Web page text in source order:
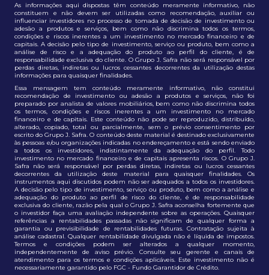
As informações aqui dispostas têm conteúdo meramente informativo, não
constituem e não devem ser utilizadas como recomendação, auxiliar ou
influenciar investidores no processo de tomada de decisão de investimento ou
adesão a produtos e serviços, bem como não discrimina todos os termos,
condições e riscos inerentes a um investimento no mercado financeiro e de
capitais. A decisão pelo tipo de investimento, serviço ou produto, bem como a
análise de risco e a adequação do produto ao perfil do cliente, é de
responsabilidade exclusiva do cliente. O Grupo J. Safra não será responsável por
perdas diretas, indiretas ou lucros cessantes decorrentes da utilização destas
informações para quaisquer finalidades.
Essa mensagem tem conteúdo meramente informativo, não constitui
recomendação de investimento ou adesão a produtos e serviços, não foi
preparado por analista de valores mobiliários, bem como não discrimina todos
os termos, condições e riscos inerentes a um investimento no mercado
financeiro e de capitais. Este conteúdo não pode ser reproduzido, distribuído,
alterado, copiado, total ou parcialmente, sem o prévio consentimento por
escrito do Grupo J. Safra. O conteúdo deste material é destinado exclusivamente
às pessoas e/ou organizações indicadas no endereçamento e está sendo enviado
a todos os investidores, indistintamente da adequação do perfil. Todo
investimento no mercado financeiro e de capitais apresenta riscos. O Grupo J.
Safra não será responsável por perdas diretas, indiretas ou lucros cessantes
decorrentes da utilização deste material para quaisquer finalidades. Os
instrumentos aqui discutidos podem não ser adequados a todos os investidores.
A decisão pelo tipo de investimento, serviço ou produto, bem como a análise e
adequação do produto ao perfil de risco do cliente, é de responsabilidade
exclusiva do cliente, razão pela qual o Grupo J. Safra aconselha fortemente que
o investidor faça uma avaliação independente sobre as operações. Quaisquer
referências a rentabilidades passadas não significam de qualquer forma a
garantia ou previsibilidade de rentabilidades futuras. Contratação sujeita à
análise cadastral. Qualquer rentabilidade divulgada não é líquida de impostos.
Termos e condições podem ser alterados a qualquer momento,
independentemente de aviso prévio. Consulte seu gerente e canais de
atendimento para os termos e condições aplicáveis. Este investimento não é
necessariamente garantido pelo FGC - Fundo Garantidor de Crédito.